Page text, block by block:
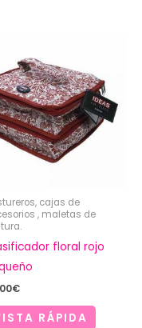
cajas de
, maletas de
floral rojo
€
RÁPIDA